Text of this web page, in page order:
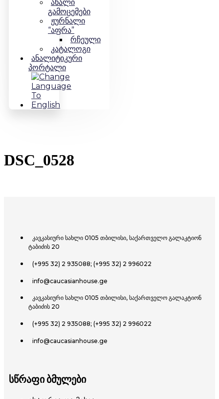
ახალი
გამოცემები
ჟურნალი
“აფრა”
რჩეული
კატალოგი
Ანალიტიკური
Პორტალი
DSC_0528
კავკასიური სახლი 0105 თბილისი, საქართველო გალაკტიონ
ტაბიძის 20
(+995 32) 2 935088; (+995 32) 2 996022
info@caucasianhouse.ge
კავკასიური სახლი 0105 თბილისი, საქართველო გალაკტიონ
ტაბიძის 20
(+995 32) 2 935088; (+995 32) 2 996022
info@caucasianhouse.ge
სწრაფი ბმულები